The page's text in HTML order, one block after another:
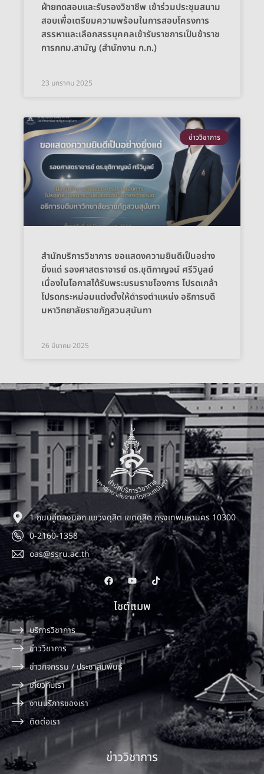
ฝ่ายทดสอบและรับรองวิชาชีพ เข้าร่วมประชุมสนาม
สอบเพื่อเตรียมความพร้อมในการสอบโครงการ
สรรหาและเลือกสรรบุคคลเข้ารับราชการเป็นข้าราช
การกทม.สามัญ (สำนักงาน ก.ก.)
23 มกราคม 2025
ข่าววิชาการ
สำนักบริการวิชาการ ขอแสดงความยินดีเป็นอย่าง
ยิ่งแด่ รองศาสตราจารย์ ดร.ชุติกาญจน์ ศรีวิบูลย์
เนื่องในโอกาสได้รับพระบรมราชโองการ โปรดเกล้า
โปรดกระหม่อมแต่งตั้งให้ดำรงตำแหน่ง อธิการบดี
มหาวิทยาลัยราชภัฏสวนสุนันทา
26 มีนาคม 2025
1 ถนนอู่ทองนอก แขวงดุสิต เขตดุสิต กรุงเทพมหานคร 10300
0-2160-1358
oas@ssru.ac.th
ไซต์แมพ
บริการวิชาการ
ข่าววิชาการ
ข่าวกิจกรรม / ประชาสัมพันธ์
เกี่ยวกับเรา
งานบริการของเรา
ติดต่อเรา
ข่าววิชาการ